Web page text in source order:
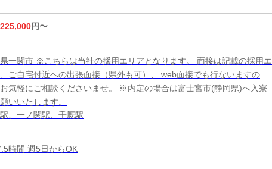
225,000円〜
一関市 ※こちらは当社の採用エリアとなります。 面接は記載の採用エ
ご自宅付近への出張面接（県外も可）、 web面接でも行ないますの
気軽にご相談くださいませ。 ※内定の場合は富士宮市(静岡県)へ入寮
いいたします。
、一ノ関駅、千厩駅
時間 週5日からOK